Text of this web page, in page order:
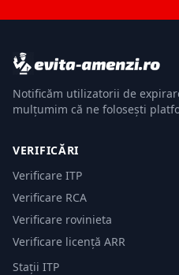
Notificăm utilizatorii de
mulțumim că ne folosești
VERIFICĂRI
Verificare ITP
Verificare RCA
Verificare rovinieta
Verificare licență ARR
Stații ITP